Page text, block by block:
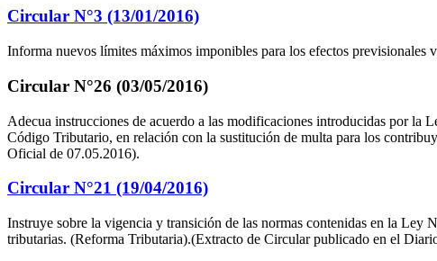
Circular N°3 (13/01/2016)
Informa nuevos límites máximos imponibles para los efectos previsionales
Circular N°26 (03/05/2016)
Adecua instrucciones de acuerdo a las modificaciones introducidas por la
Código Tributario, en relación con la sustitución de multa para los
Oficial de 07.05.2016).
Circular N°21 (19/04/2016)
Instruye sobre la vigencia y transición de las normas contenidas en la Ley
tributarias. (Reforma Tributaria).(Extracto de Circular publicado en el